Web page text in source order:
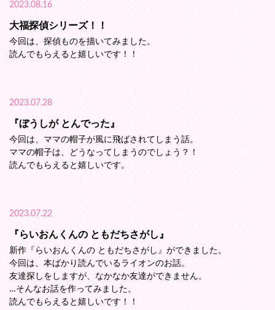
2023.08.16
大福探偵シリーズ！！
今回は、探偵ものを描いてみました。
読んでもらえると嬉しいです！！
2023.07.28
『ぼうしが とんでった』
今回は、ママの帽子が風に飛ばされてしまう話。
ママの帽子は、どうなってしまうのでしょう？！
読んでもらえると嬉しいです。
2023.07.22
『らいおんくんの ともだちさがし』
新作『らいおんくんの ともだちさがし』ができました。
今回は、本ばかり読んでいるライオンのお話。
友達探しをしますが、なかなか友達ができません。
…そんなお話を作ってみました。
読んでもらえると嬉しいです！！